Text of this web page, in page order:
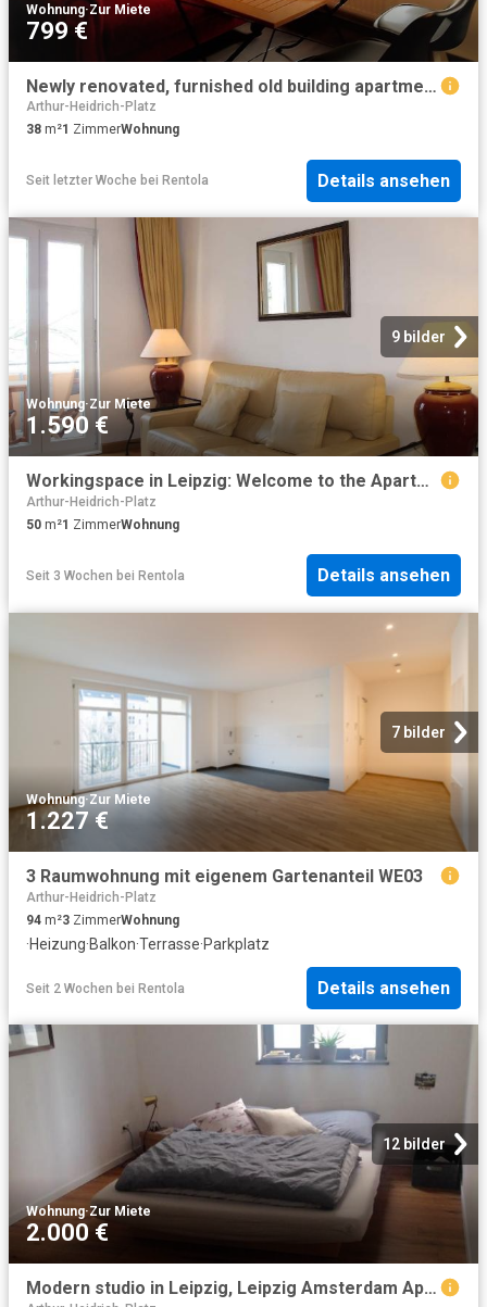
Wohnung·Zur Miete
799 €
Newly renovated, furnished old building apartment, with new kitchenette, Leipzig Amsterdam Apartments for Rent
Arthur-Heidrich-Platz
38 m²1 ZimmerWohnung
Seit letzter Woche bei Rentola Details ansehen
9 bilder
Wohnung·Zur Miete
1.590 €
Workingspace in Leipzig: Welcome to the Apartment Stilvolles Wohnen, Leipzig Amsterdam Apartments for Rent
Arthur-Heidrich-Platz
50 m²1 ZimmerWohnung
Seit 3 Wochen bei Rentola Details ansehen
7 bilder
Wohnung·Zur Miete
1.227 €
3 Raumwohnung mit eigenem Gartenanteil WE03
Arthur-Heidrich-Platz
94 m²3 ZimmerWohnung
·Heizung·Balkon·Terrasse·Parkplatz
Seit 2 Wochen bei Rentola Details ansehen
12 bilder
Wohnung·Zur Miete
2.000 €
Modern studio in Leipzig, Leipzig Amsterdam Apartments for Rent